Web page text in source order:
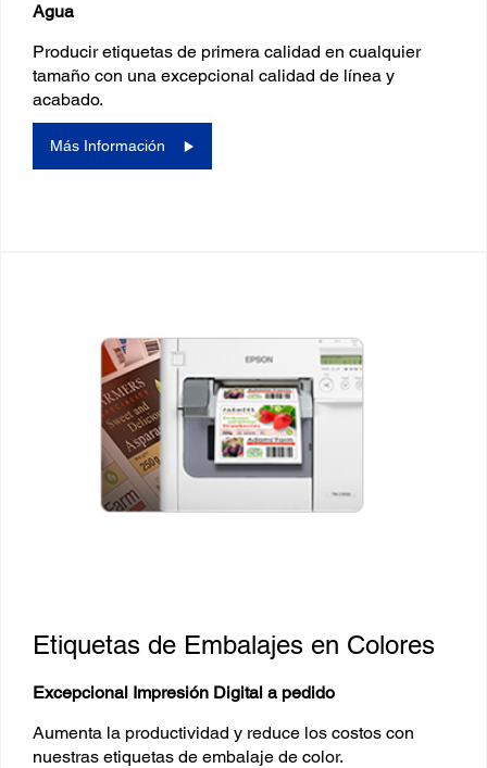
Agua
Producir etiquetas de primera calidad en cualquier
tamaño con una excepcional calidad de línea y
acabado.
Más Información
Etiquetas de Embalajes en Colores
Excepcional Impresión Digital a pedido
Aumenta la productividad y reduce los costos con
nuestras etiquetas de embalaje de color.